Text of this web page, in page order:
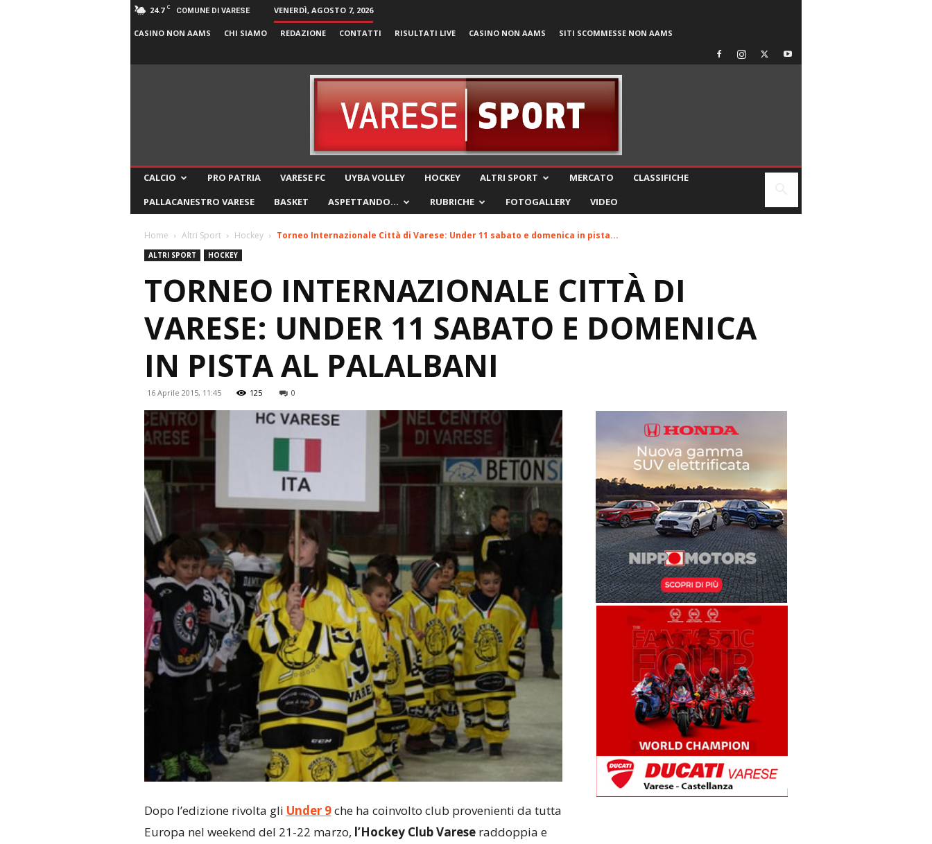
24.7 C COMUNE DI VARESE VENERDÌ, AGOSTO 7, 2026
CASINO NON AAMS CHI SIAMO REDAZIONE CONTATTI RISULTATI LIVE CASINO NON AAMS SITI SCOMMESSE NON AAMS
CALCIO PRO PATRIA VARESE FC UYBA VOLLEY HOCKEY ALTRI SPORT MERCATO
CLASSIFICHE
PALLACANESTRO VARESE
BASKET ASPETTANDO… RUBRICHE FOTOGALLERY VIDEO
Home Altri Sport Hockey Torneo Internazionale Città di Varese: Under 11 sabato e domenica in pista...
ALTRI SPORT HOCKEY
TORNEO INTERNAZIONALE CITTÀ DI
VARESE: UNDER 11 SABATO E DOMENICA
IN PISTA AL PALALBANI
16 Aprile 2015, 11:45 125 0
Dopo l’edizione rivolta gli Under 9che ha coinvolto club provenienti da tutta
Europa nel weekend del 21-22 marzo, l’Hockey Club Vareseraddoppia e